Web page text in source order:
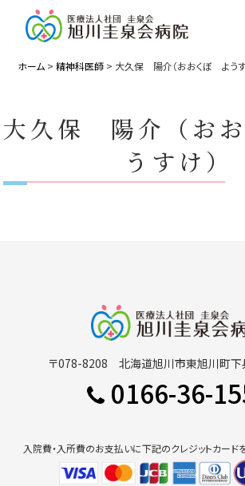
ホーム >精神科医師 > 大久保 陽介（おおくぼ ようす
大久保 陽介（お
うすけ）
〒078-8208 北海道旭川市東旭川町下
0166-36-
入院費・入所費のお支払いに下記のクレジットカード